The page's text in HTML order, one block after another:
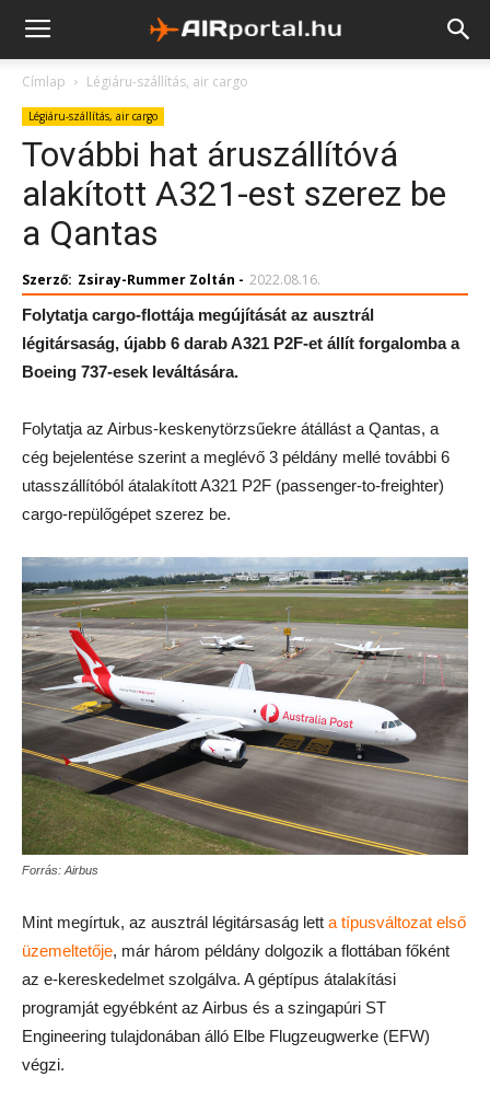
Címlap Légiáru-szállítás, air cargo
Légiáru-szállítás, air cargo
További hat áruszállítóvá
alakított A321-est szerez be
a Qantas
Szerző: Zsiray-Rummer Zoltán - 2022.08.16.
Folytatja cargo-flottája megújítását az ausztrál
légitársaság, újabb 6 darab A321 P2F-et állít forgalomba a
Boeing 737-esek leváltására.
Folytatja az Airbus-keskenytörzsűekre átállást a Qantas, a
cég bejelentése szerint a meglévő 3 példány mellé további 6
utasszállítóból átalakított A321 P2F (passenger-to-freighter)
cargo-repülőgépet szerez be.
Forrás: Airbus
Mint megírtuk, az ausztrál légitársaság lett a típusváltozat első
üzemeltetője, már három példány dolgozik a flottában főként
az e-kereskedelmet szolgálva. A géptípus átalakítási
programját egyébként az Airbus és a szingapúri ST
Engineering tulajdonában álló Elbe Flugzeugwerke (EFW)
végzi.